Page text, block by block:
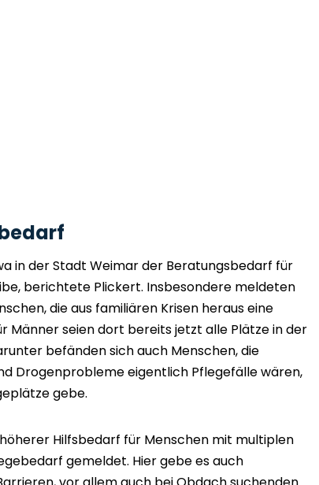
in der Stadt Weimar der Beratungsbedarf für
berichtete Plickert. Insbesondere meldeten
die aus familiären Krisen heraus eine
Männer seien dort bereits jetzt alle Plätze in der
befänden sich auch Menschen, die
Drogenprobleme eigentlich Pflegefälle wären,
gebe.
Hilfsbedarf für Menschen mit multiplen
gemeldet. Hier gebe es auch